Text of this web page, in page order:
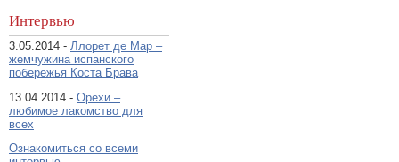
Интервью
3.05.2014 - Ллорет де Мар –
жемчужина испанского
побережья Коста Брава
13.04.2014 - Орехи –
любимое лакомство для
всех
Ознакомиться со всеми